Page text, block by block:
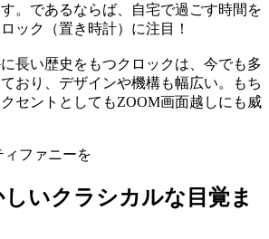
。であるならば、自宅で過ごす時間を
ック（置き時計）に注目！
長い歴史をもつクロックは、今でも多
おり、デザインや機構も幅広い。もち
セントとしてもZOOM画面越しにも威
ィファニーを
いクラシカルな目覚ま